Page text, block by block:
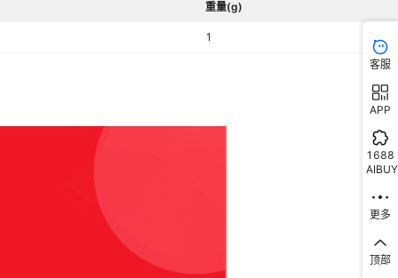
重量(g)
1
客服
APP
1688
AIBUY
更多
顶部